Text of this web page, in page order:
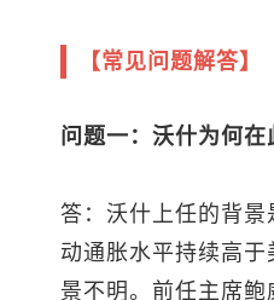
【常见问题解答】
问题一：沃什为何
答：沃什上任的背
动通胀水平持续高
景不明。前任主席